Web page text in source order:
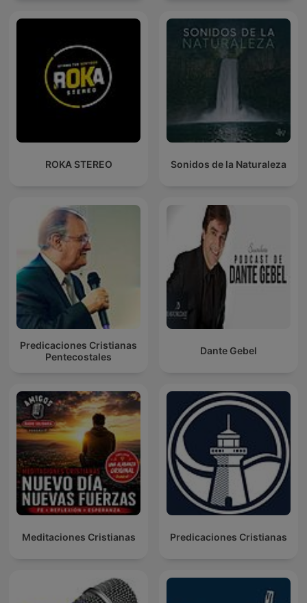
ROKA STEREO Sonidos de la Naturaleza
Predicaciones Cristianas
Pentecostales
Dante Gebel
Meditaciones Cristianas Predicaciones Cristianas